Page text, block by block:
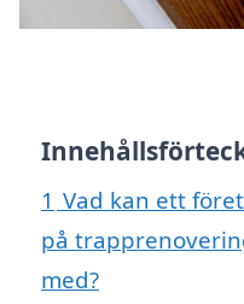
1 Vad kan ett
på
med?